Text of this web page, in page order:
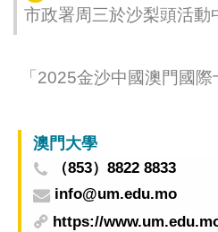
市政署周三於沙梨頭活動
「2025金沙中國澳門國
澳門大學
（853）8822 8833
info@um.edu.mo
https://